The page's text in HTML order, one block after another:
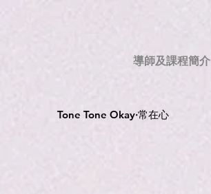
導師及課程簡介
Tone Tone Okay·常在心